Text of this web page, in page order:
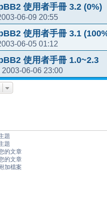
使用者手冊 3.2 (0%)
06-09 20:55
使用者手冊 3.1
06-05 01:12
使用者手冊 1.0~2.3
2003-06-06 23:00
題
題
的文章
的文章
加檔案